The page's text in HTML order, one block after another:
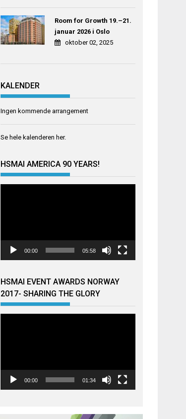
Room for Growth 19.–21.
januar 2026 i Oslo
oktober 02, 2025
KALENDER
Ingen kommende arrangement
Se hele kalenderen her.
HSMAI AMERICA 90 YEARS!
00:00 05:58
HSMAI EVENT AWARDS NORWAY
2017- SHARING THE GLORY
00:00 01:34